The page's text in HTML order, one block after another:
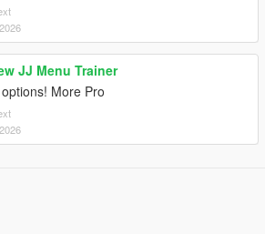
JJ Menu Trainer
More Pro